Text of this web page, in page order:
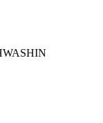
- HWASHIN